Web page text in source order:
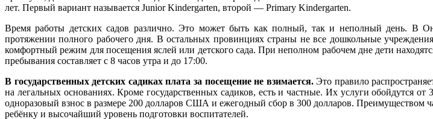
лет. Первый вариант называется Junior Kindergarten, второй — Primary Kindergarten.
Время работы детских садов различно. Это может быть как полный, так и неполный день. В
протяжении полного рабочего дня. В остальных провинциях страны не все дошкольные
комфортный режим для посещения яслей или детского сада. При неполном рабочем дне дети
пребывания составляет с 8 часов утра и до 17:00.
В государственных детских садиках плата за посещение не взимается.Это правило
на легальных основаниях. Кроме государственных садиков, есть и частные. Их услуги обойдутся
одноразовый взнос в размере 200 долларов США и ежегодный сбор в 300 долларов. Преимуществом
ребёнку и высочайший уровень подготовки воспитателей.